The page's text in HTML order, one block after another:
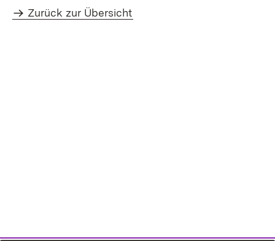
Zurück zur Übersicht